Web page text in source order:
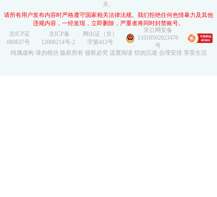
关。
请所有用户发布内容时严格遵守国家相关法律法规。我们拒绝任何色情暴力及其他
违规内容，一经发现，立即删除，严重者将同时封禁账号。
京ICP证
080637号
京ICP备
12006214号-2
网出证（京）
字第412号
京公网安备
11010502023476
号
纯属虚构 请勿模仿 版权所有 侵权必究 适度阅读 切勿沉迷 合理安排 享受生活